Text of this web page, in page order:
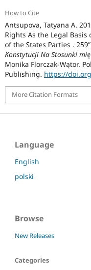
How to Cite
Antsupova, Tatyana A.
Rights As the Legal
of the States Parties .
Konstytucji Na Stosunki
Monika Florczak-Wątor.
Publishing. https://
More Citation Formats
Language
English
polski
Browse
New Releases
Categories